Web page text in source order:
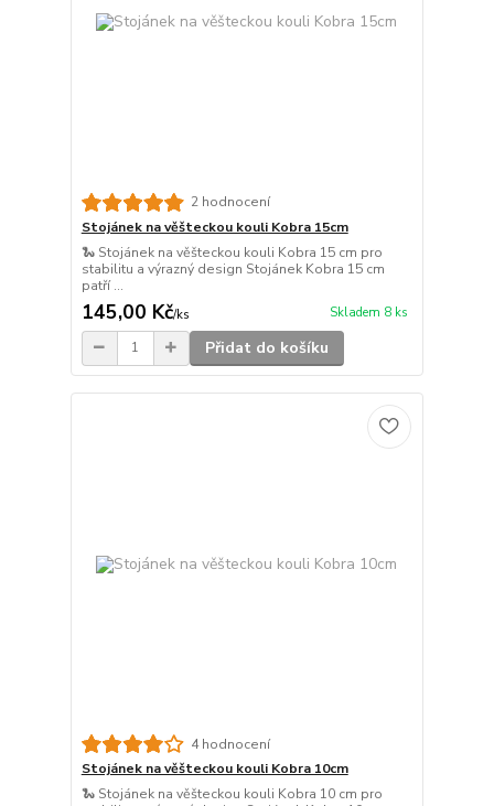
2 hodnocení
Stojánek na věšteckou kouli Kobra 15cm
🐍 Stojánek na věšteckou kouli Kobra 15 cm pro
stabilitu a výrazný design Stojánek Kobra 15 cm
patří ...
145,00 Kč/ks Skladem 8 ks
Přidat do košíku
4 hodnocení
Stojánek na věšteckou kouli Kobra 10cm
🐍 Stojánek na věšteckou kouli Kobra 10 cm pro